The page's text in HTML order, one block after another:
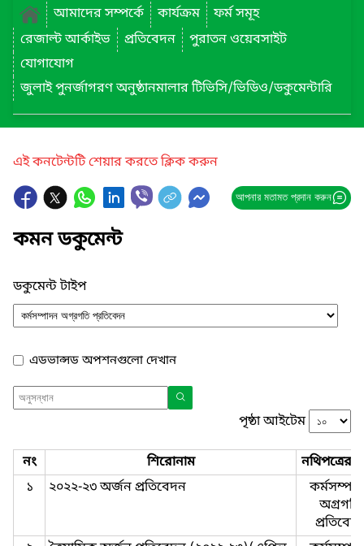
আমাদের সম্পর্কে
কার্যক্রম
ফর্ম সমূহ
রেজাল্ট আর্কাইভ
প্রতিবেদন
পুরাতন ওয়েবসাইট
যোগাযোগ
জুলাই পুনর্জাগরণ অনুষ্ঠানমালার টিভিসি/ভিডিও/ডকুমেন্টারি
এই কনটেন্টটি শেয়ার করতে ক্লিক করুন
আপনার মতামত প্রদান করুন
কমন ডকুমেন্ট
ডকুমেন্ট টাইপ
এডভান্সড অপশনগুলো দেখান
পৃষ্ঠা আইটেম
নং শিরোনাম
নথিপত্রের
১
২০২২-২৩ অর্জন প্রতিবেদন
অগ্রগতি